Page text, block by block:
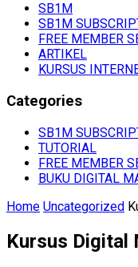
SB1M
SB1M
FREE MEMBER
ARTIKEL
KURSUS
Categories
SB1M
TUTORIAL
FREE MEMBER
BUKU DIGITAL
Home Uncategorized
Kursus Digital